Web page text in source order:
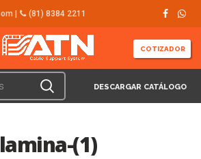
| (81) 8384 2211
COTIZADOR
DESCARGAR CATÁLOGO
lamina-(1)